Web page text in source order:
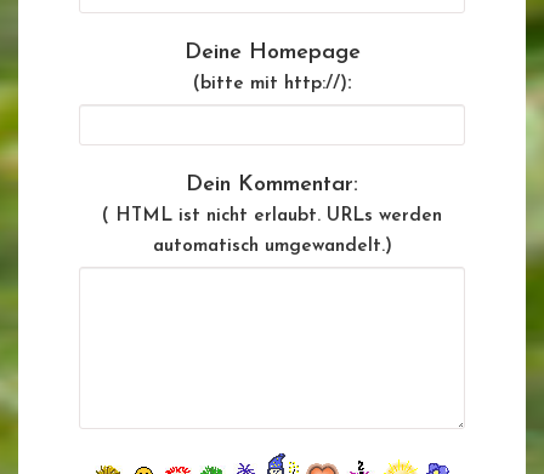
Deine Homepage
(bitte mit http://):
Dein Kommentar:
( HTML ist nicht erlaubt. URLs werden
automatisch umgewandelt.)